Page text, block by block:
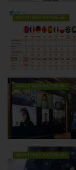
ARAŞTIRMA RAPORLARI
ARAŞTIRMA RAPORLARI
ARAŞTIRMA RAPORLARI